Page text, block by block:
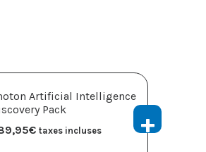
Artificial Intelligence
Pack
€ taxes incluses